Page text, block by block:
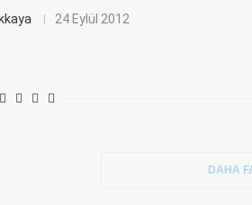
24 Eylül 2012
DAHA